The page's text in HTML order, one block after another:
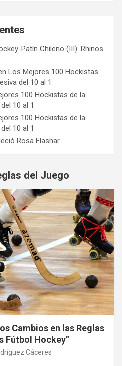
Patín Chileno (III): Rhinos
Los Mejores 100 Hockistas
del 10 al 1
100 Hockistas de la
10 al 1
100 Hockistas de la
10 al 1
Rosa Flashar
del Juego
Cambios en las Reglas
Fútbol Hockey”
Cáceres